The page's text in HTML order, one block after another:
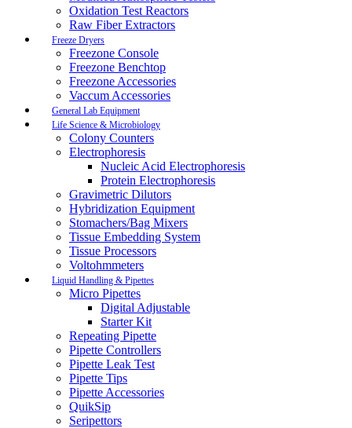
Oxidation Test Reactors
Raw Fiber Extractors
Freeze Dryers
Freezone Console
Freezone Benchtop
Freezone Accessories
Vaccum Accessories
General Lab Equipment
Life Science & Microbiology
Colony Counters
Electrophoresis
Nucleic Acid Electrophoresis
Protein Electrophoresis
Gravimetric Dilutors
Hybridization Equipment
Stomachers/Bag Mixers
Tissue Embedding System
Tissue Processors
Voltohmmeters
Liquid Handling & Pipettes
Micro Pipettes
Digital Adjustable
Starter Kit
Repeating Pipette
Pipette Controllers
Pipette Leak Test
Pipette Tips
Pipette Accessories
QuikSip
Seripettors